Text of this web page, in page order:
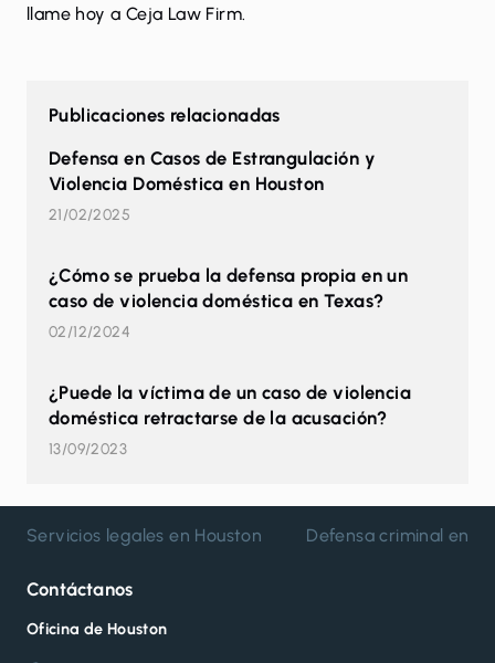
llame hoy a Ceja Law Firm.
Publicaciones relacionadas
Defensa en Casos de Estrangulación y
Violencia Doméstica en Houston
21/02/2025
¿Cómo se prueba la defensa propia en un
caso de violencia doméstica en Texas?
02/12/2024
¿Puede la víctima de un caso de violencia
doméstica retractarse de la acusación?
13/09/2023
Servicios legales en Houston Defensa criminal en
Contáctanos
Oficina de Houston